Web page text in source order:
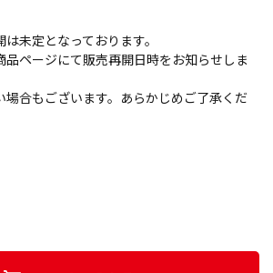
未定となっております。
品ページにて販売再開日時をお知らせしま
合もございます。あらかじめご了承くだ